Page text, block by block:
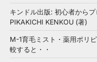
キンドル出版: 初心者から
PIKAKICHI KENKOU (著)
M-1育毛ミスト・薬用ポリ
較すると・・